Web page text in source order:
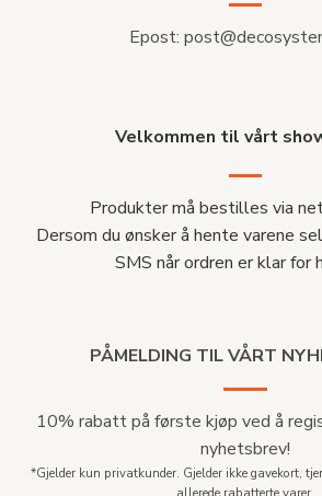
Epost:
Velkommen til vårt
Produkter må bestilles via
Dersom du ønsker å hente varene
SMS når ordren er klar for
PÅMELDING TIL VÅRT
10% rabatt på første kjøp ved å
nyhetsbrev!
*Gjelder kun privatkunder. Gjelder ikke gavekort,